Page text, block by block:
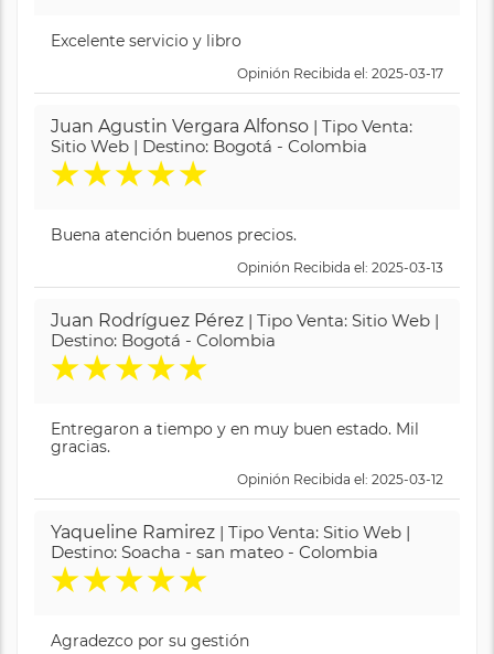
Excelente servicio y libro
Opinión Recibida el: 2025-03-17
Juan Agustin Vergara Alfonso | Tipo Venta:
Sitio Web | Destino: Bogotá - Colombia
★★★★★
Buena atención buenos precios.
Opinión Recibida el: 2025-03-13
Juan Rodríguez Pérez | Tipo Venta: Sitio Web |
Destino: Bogotá - Colombia
★★★★★
Entregaron a tiempo y en muy buen estado. Mil
gracias.
Opinión Recibida el: 2025-03-12
Yaqueline Ramirez | Tipo Venta: Sitio Web |
Destino: Soacha - san mateo - Colombia
★★★★★
Agradezco por su gestión